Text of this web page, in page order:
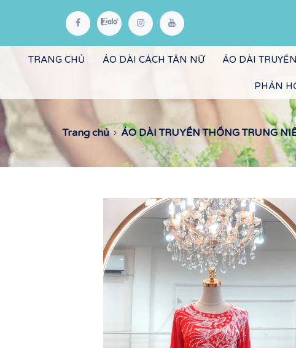
TRANG CHỦ ÁO DÀI CÁCH TÂN NỮ ÁO DÀI
PHẢN
Trang chủ ÁO DÀI TRUYỀN THỐNG TRUNG